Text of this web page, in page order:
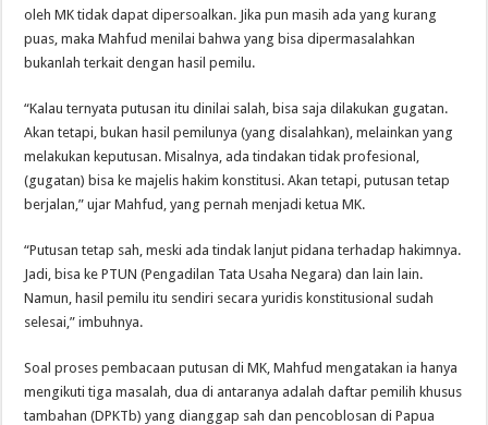
oleh MK tidak dapat dipersoalkan. Jika pun masih ada yang kurang
puas, maka Mahfud menilai bahwa yang bisa dipermasalahkan
bukanlah terkait dengan hasil pemilu.
“Kalau ternyata putusan itu dinilai salah, bisa saja dilakukan gugatan.
Akan tetapi, bukan hasil pemilunya (yang disalahkan), melainkan yang
melakukan keputusan. Misalnya, ada tindakan tidak profesional,
(gugatan) bisa ke majelis hakim konstitusi. Akan tetapi, putusan tetap
berjalan,” ujar Mahfud, yang pernah menjadi ketua MK.
“Putusan tetap sah, meski ada tindak lanjut pidana terhadap hakimnya.
Jadi, bisa ke PTUN (Pengadilan Tata Usaha Negara) dan lain lain.
Namun, hasil pemilu itu sendiri secara yuridis konstitusional sudah
selesai,” imbuhnya.
Soal proses pembacaan putusan di MK, Mahfud mengatakan ia hanya
mengikuti tiga masalah, dua di antaranya adalah daftar pemilih khusus
tambahan (DPKTb) yang dianggap sah dan pencoblosan di Papua